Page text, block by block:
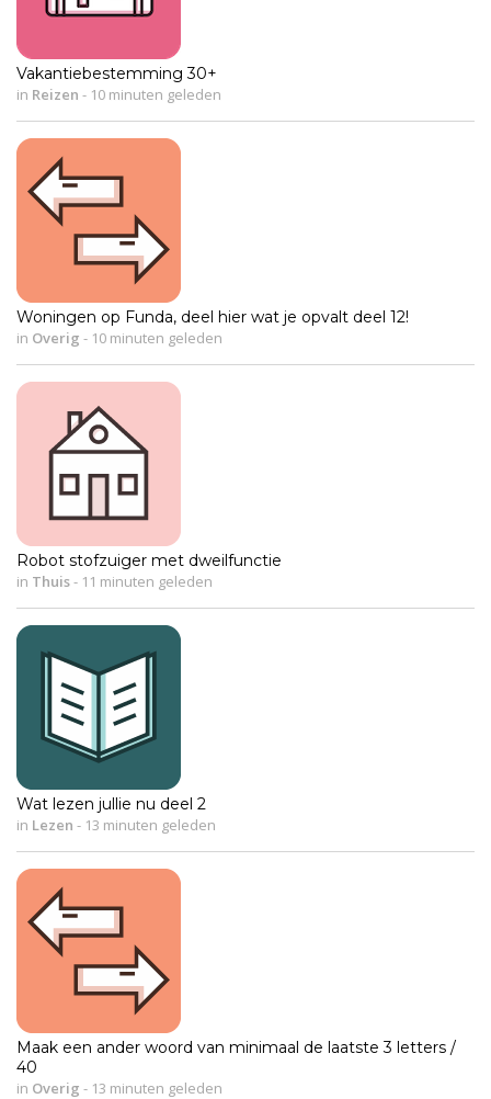
Vakantiebestemming 30+
in Reizen - 10 minuten geleden
Woningen op Funda, deel hier wat je opvalt deel 12!
in Overig - 10 minuten geleden
Robot stofzuiger met dweilfunctie
in Thuis- 11 minuten geleden
Wat lezen jullie nu deel 2
in Lezen - 13 minuten geleden
Maak een ander woord van minimaal de laatste 3 letters /
40
in Overig - 13 minuten geleden